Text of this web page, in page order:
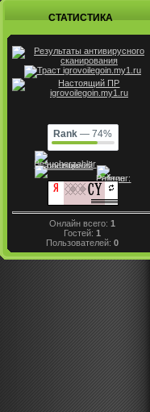
СТАТИСТИКА
Rank — 74%
Онлайн всего:1
Гостей:1
Пользователей:0